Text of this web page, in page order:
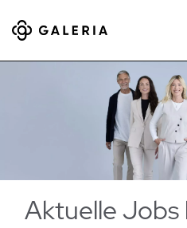
Aktuelle Jobs